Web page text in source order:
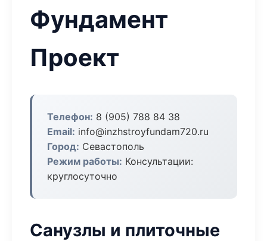
Фундамент
Проект
Телефон: 8 (905) 788 84 38
Email: info@inzhstroyfundam720.ru
Город: Севастополь
Режим работы: Консультации:
круглосуточно
Санузлы и плиточные